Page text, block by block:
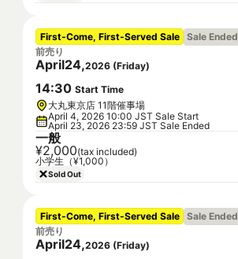
First-Come, First-Served Sale Sale Ended
前売り
April24,2026 (Friday)
14:30 Start Time
大丸東京店 11階催事場
April 4, 2026 10:00 JST Sale Start
April 23, 2026 23:59 JST Sale Ended
一般
¥2,000(tax included)
小学生（¥1,000）
Sold Out
First-Come, First-Served Sale Sale Ended
前売り
April24,2026 (Friday)